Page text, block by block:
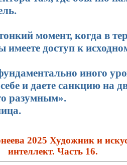
момент, когда в
имеете доступ к
иного
и даете санкцию на
разумным».
2025 Художник и
интеллект. Часть 16.